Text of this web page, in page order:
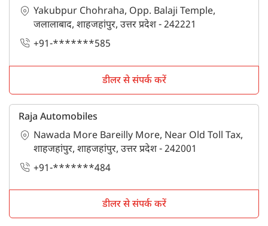
Yakubpur Chohraha, Opp. Balaji Temple,
जलालाबाद, शाहजहांपुर, उत्तर प्रदेश - 242221
+91-*******585
डीलर से संपर्क करें
Raja Automobiles
Nawada More Bareilly More, Near Old Toll Tax,
शाहजहांपुर, शाहजहांपुर, उत्तर प्रदेश - 242001
+91-*******484
डीलर से संपर्क करें